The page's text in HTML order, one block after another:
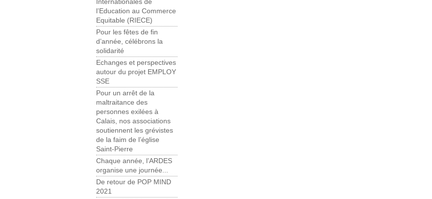
Internationales de
l’Education au Commerce
Equitable (RIECE)
Pour les fêtes de fin
d’année, célébrons la
solidarité
Echanges et perspectives
autour du projet EMPLOY
SSE
Pour un arrêt de la
maltraitance des
personnes exilées à
Calais, nos associations
soutiennent les grévistes
de la faim de l’église
Saint-Pierre
Chaque année, l’ARDES
organise une journée...
De retour de POP MIND
2021